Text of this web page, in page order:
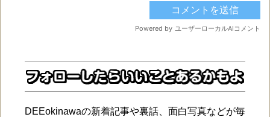
DEEokinawaの新着記事や裏話、面白写真などが毎